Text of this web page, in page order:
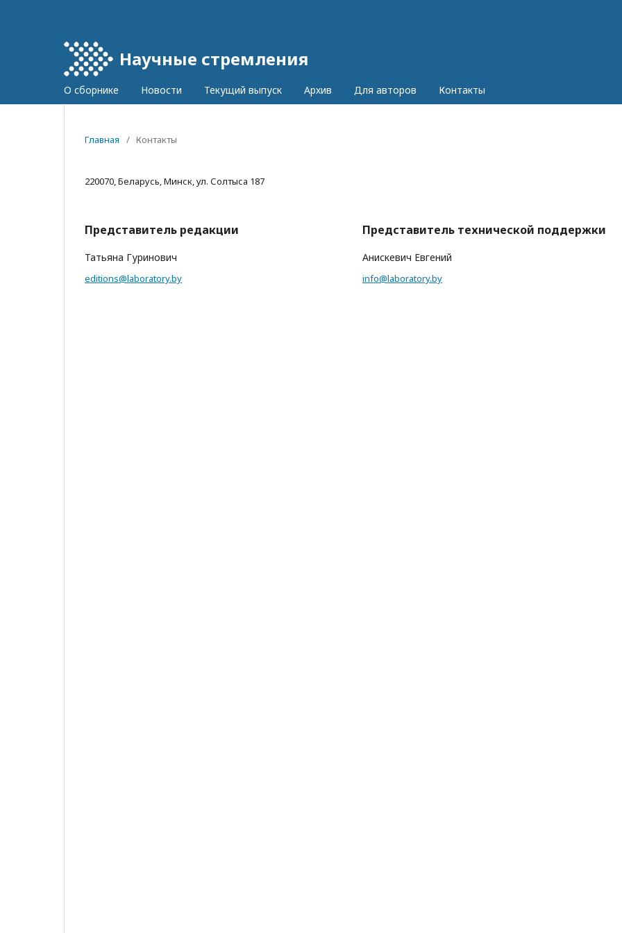
Научные стремления
О сборнике Новости Текущий выпуск Архив Для авторов Контакты
Главная / Контакты
220070, Беларусь, Минск, ул. Солтыса 187
Представитель редакции
Татьяна Гуринович
editions@laboratory.by
Представитель технической поддержки
Анискевич Евгений
info@laboratory.by